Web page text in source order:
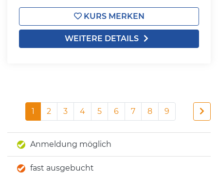
KURS MERKEN
WEITERE DETAILS
1 2 3 4 5 6 7 8 9
Anmeldung möglich
fast ausgebucht